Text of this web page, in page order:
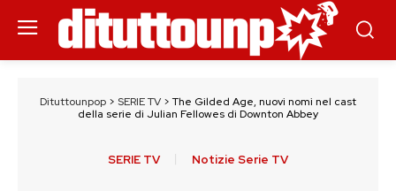
Dituttounpop > SERIE TV > The Gilded Age, nuovi nomi nel cast
della serie di Julian Fellowes di Downton Abbey
SERIE TV Notizie Serie TV